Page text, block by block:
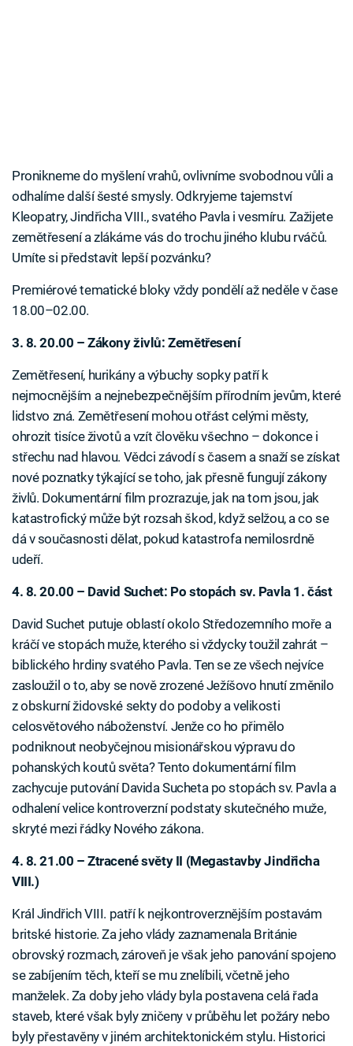
Pronikneme do myšlení vrahů, ovlivníme svobodnou vůli a
odhalíme další šesté smysly. Odkryjeme tajemství
Kleopatry, Jindřicha VIII., svatého Pavla i vesmíru. Zažijete
zemětřesení a zlákáme vás do trochu jiného klubu rváčů.
Umíte si představit lepší pozvánku?
Premiérové tematické bloky vždy pondělí až neděle v čase
18.00–02.00.
3. 8. 20.00 – Zákony živlů: Zemětřesení
Zemětřesení, hurikány a výbuchy sopky patří k
nejmocnějším a nejnebezpečnějším přírodním jevům, které
lidstvo zná. Zemětřesení mohou otřást celými městy,
ohrozit tisíce životů a vzít člověku všechno – dokonce i
střechu nad hlavou. Vědci závodí s časem a snaží se získat
nové poznatky týkající se toho, jak přesně fungují zákony
živlů. Dokumentární film prozrazuje, jak na tom jsou, jak
katastrofický může být rozsah škod, když selžou, a co se
dá v současnosti dělat, pokud katastrofa nemilosrdně
udeří.
4. 8. 20.00 – David Suchet: Po stopách sv. Pavla 1. část
David Suchet putuje oblastí okolo Středozemního moře a
kráčí ve stopách muže, kterého si vždycky toužil zahrát –
biblického hrdiny svatého Pavla. Ten se ze všech nejvíce
zasloužil o to, aby se nově zrozené Ježíšovo hnutí změnilo
z obskurní židovské sekty do podoby a velikosti
celosvětového náboženství. Jenže co ho přimělo
podniknout neobyčejnou misionářskou výpravu do
pohanských koutů světa? Tento dokumentární film
zachycuje putování Davida Sucheta po stopách sv. Pavla a
odhalení velice kontroverzní podstaty skutečného muže,
skryté mezi řádky Nového zákona.
4. 8. 21.00 – Ztracené světy II (Megastavby Jindřicha
VIII.)
Král Jindřich VIII. patří k nejkontroverznějším postavám
britské historie. Za jeho vlády zaznamenala Británie
obrovský rozmach, zároveň je však jeho panování spojeno
se zabíjením těch, kteří se mu znelíbili, včetně jeho
manželek. Za doby jeho vlády byla postavena celá řada
staveb, které však byly zničeny v průběhu let požáry nebo
byly přestavěny v jiném architektonickém stylu. Historici